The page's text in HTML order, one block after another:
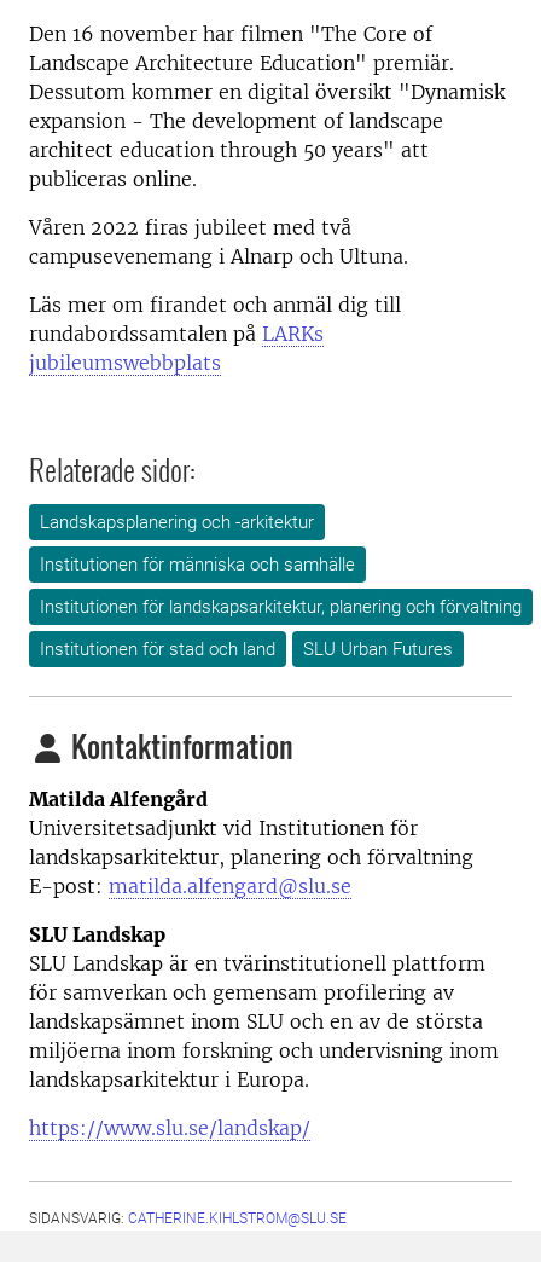
Den 16 november har filmen "The Core of
Landscape Architecture Education" premiär.
Dessutom kommer en digital översikt "Dynamisk
expansion - The development of landscape
architect education through 50 years" att
publiceras online.
Våren 2022 firas jubileet med två
campusevenemang i Alnarp och Ultuna.
Läs mer om firandet och anmäl dig till
rundabordssamtalen på LARKs
jubileumswebbplats
Relaterade sidor:
Landskapsplanering och -arkitektur
Institutionen för människa och samhälle
Institutionen för landskapsarkitektur, planering och förvaltning
Institutionen för stad och land
SLU Urban Futures
Kontaktinformation
Matilda Alfengård
Universitetsadjunkt vid Institutionen för
landskapsarkitektur, planering och förvaltning
E-post: matilda.alfengard@slu.se
SLU Landskap
SLU Landskap är en tvärinstitutionell plattform
för samverkan och gemensam profilering av
landskapsämnet inom SLU och en av de största
miljöerna inom forskning och undervisning inom
landskapsarkitektur i Europa.
https://www.slu.se/landskap/
SIDANSVARIG: CATHERINE.KIHLSTROM@SLU.SE